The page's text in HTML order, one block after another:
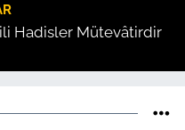
Hadisler Mütevâtirdir